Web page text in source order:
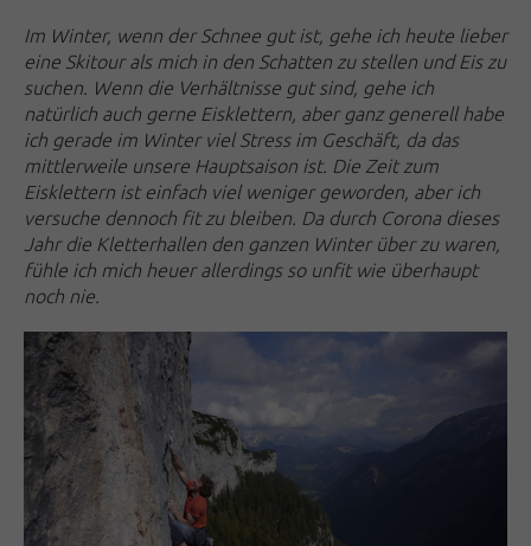
Im Winter, wenn der Schnee gut ist, gehe ich heute lieber
eine Skitour als mich in den Schatten zu stellen und Eis zu
suchen. Wenn die Verhältnisse gut sind, gehe ich
natürlich auch gerne Eisklettern, aber ganz generell habe
ich gerade im Winter viel Stress im Geschäft, da das
mittlerweile unsere Hauptsaison ist. Die Zeit zum
Eisklettern ist einfach viel weniger geworden, aber ich
versuche dennoch fit zu bleiben. Da durch Corona dieses
Jahr die Kletterhallen den ganzen Winter über zu waren,
fühle ich mich heuer allerdings so unfit wie überhaupt
noch nie.